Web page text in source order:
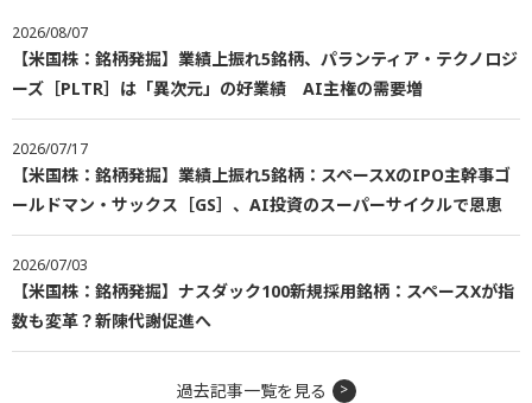
2026/08/07
【米国株：銘柄発掘】業績上振れ5銘柄、パランティア・テクノロジ
ーズ［PLTR］は「異次元」の好業績 AI主権の需要増
2026/07/17
【米国株：銘柄発掘】業績上振れ5銘柄：スペースXのIPO主幹事ゴ
ールドマン・サックス［GS］、AI投資のスーパーサイクルで恩恵
2026/07/03
【米国株：銘柄発掘】ナスダック100新規採用銘柄：スペースXが指
数も変革？新陳代謝促進へ
過去記事一覧を見る